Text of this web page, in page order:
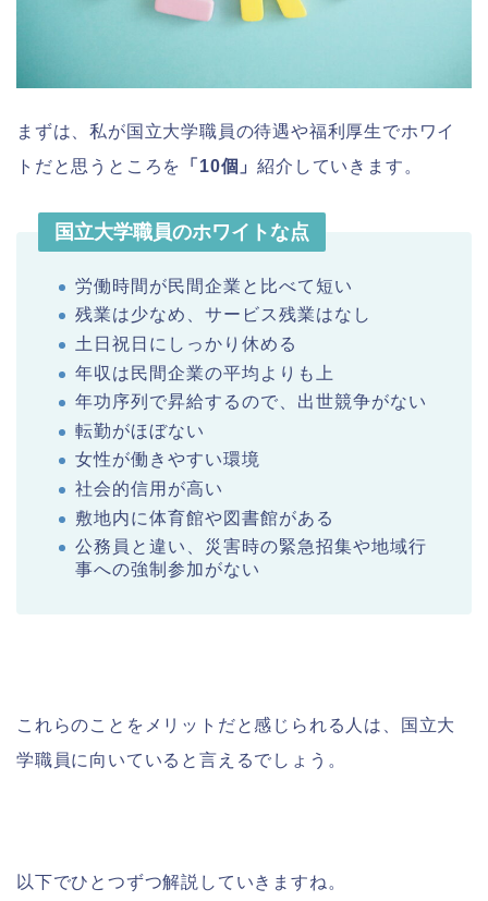
まずは、私が国立大学職員の待遇や福利厚生でホワイ
トだと思うところを
「10個」紹介していきます。
国立大学職員のホワイトな点
労働時間が民間企業と比べて短い
残業は少なめ、サービス残業はなし
土日祝日にしっかり休める
年収は民間企業の平均よりも上
年功序列で昇給するので、出世競争がない
転勤がほぼない
女性が働きやすい環境
社会的信用が高い
敷地内に体育館や図書館がある
公務員と違い、災害時の緊急招集や地域行
事への強制参加がない
これらのことをメリットだと感じられる人は、国立大
学職員に向いていると言えるでしょう。
以下でひとつずつ解説していきますね。